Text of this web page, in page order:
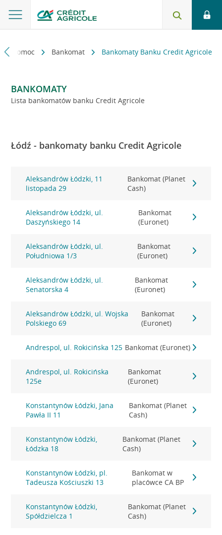
i pomoc Bankomat Bankomaty Banku Credit Agricole
BANKOMATY
Lista bankomatów banku Credit Agricole
Łódź - bankomaty banku Credit Agricole
Aleksandrów Łódzki, 11
listopada 29
Bankomat (Planet
Cash)
Aleksandrów Łódzki, ul.
Daszyńskiego 14
Bankomat
(Euronet)
Aleksandrów Łódzki, ul.
Południowa 1/3
Bankomat
(Euronet)
Aleksandrów Łódzki, ul.
Senatorska 4
Bankomat
(Euronet)
Aleksandrów Łódzki, ul. Wojska
Polskiego 69
Bankomat
(Euronet)
Andrespol, ul. Rokicińska 125 Bankomat (Euronet)
Andrespol, ul. Rokicińska
125e
Bankomat
(Euronet)
Konstantynów Łódzki, Jana
Pawła II 11
Bankomat (Planet
Cash)
Konstantynów Łódzki,
Łódzka 18
Bankomat (Planet
Cash)
Konstantynów Łódzki, pl.
Tadeusza Kościuszki 13
Bankomat w
placówce CA BP
Konstantynów Łódzki,
Spółdzielcza 1
Bankomat (Planet
Cash)